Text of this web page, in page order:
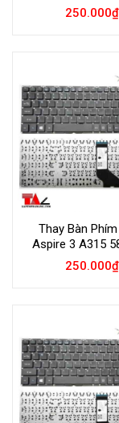
250.000₫
Thay Bàn
Aspire 3 A315
250.000₫